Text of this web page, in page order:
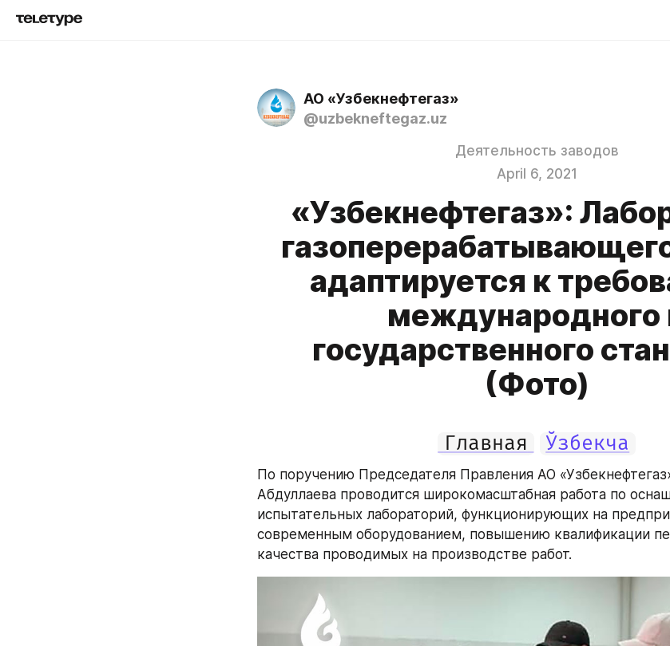
АО «Узбекнефтегаз»
@uzbekneftegaz.uz
Деятельность заводов
April 6, 2021
«Узбекнефтегаз»:
адаптируется к
международного
государственного
(Фото)
Главная Ўзбекча
По поручению Председателя Правления АО
Абдуллаева проводится широкомасштабная работа по
испытательных лабораторий, функционирующих на
современным оборудованием, повышению квалификации
качества проводимых на производстве работ.